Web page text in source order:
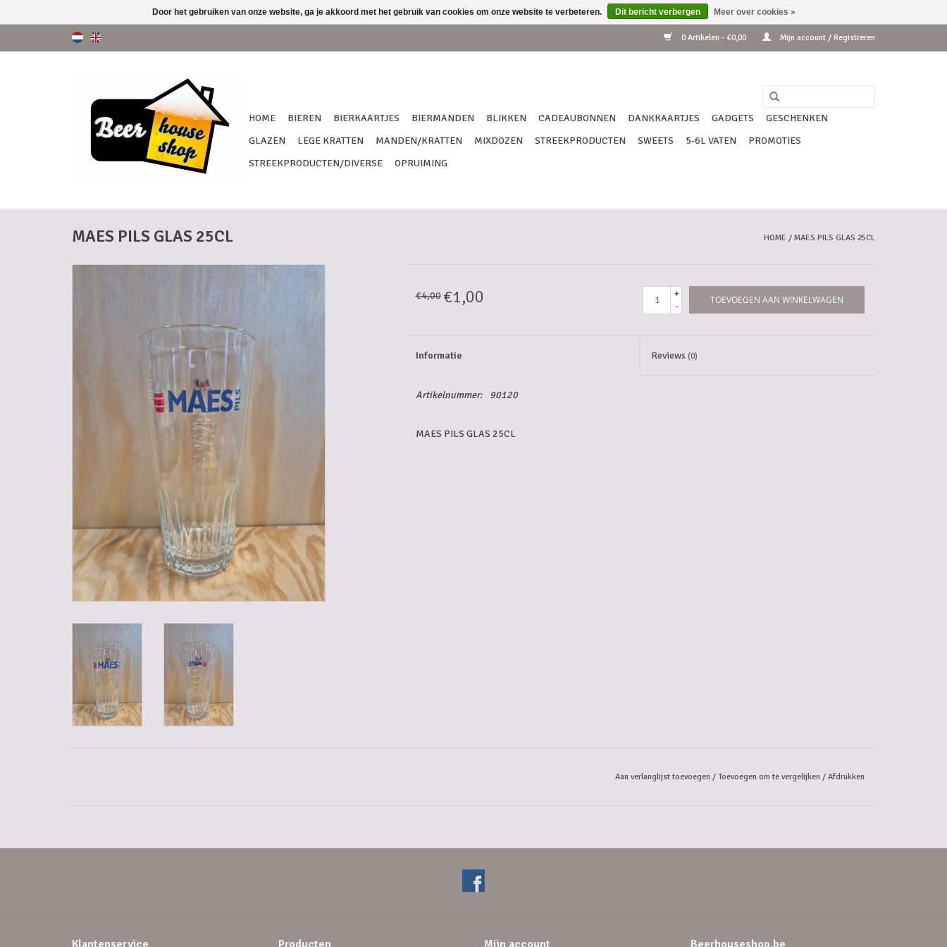
0 Artikelen - €0,00 Mijn account / Registreren
HOME BIEREN BIERKAARTJES BIERMANDEN BLIKKEN CADEAUBONNEN DANKKAARTJES GADGETS
GESCHENKEN
GLAZEN
LEGE KRATTEN MANDEN/KRATTEN MIXDOZEN STREEKPRODUCTEN SWEETS 5-6L VATEN
PROMOTIES
STREEKPRODUCTEN/DIVERSE
OPRUIMING
MAES PILS GLAS 25CL HOME / MAES PILS GLAS 25CL
€4,00 €1,00
+
-
TOEVOEGEN AAN WINKELWAGEN
Informatie Reviews(0)
Artikelnummer: 90120
MAES PILS GLAS 25CL
Aan verlanglijst toevoegen / Toevoegen om te vergelijken / Afdrukken
Klantenservice Producten Mijn account Beerhouseshop.be
Door het gebruiken van onze website, ga je akkoord met het gebruik van cookies om onze website te verbeteren. Dit bericht verbergen Meer over cookies »